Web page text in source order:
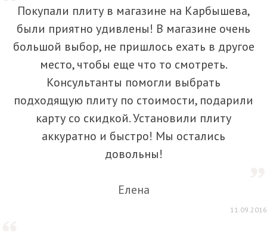
Покупали плиту в магазине на Карбышева,
были приятно удивлены! В магазине очень
большой выбор, не пришлось ехать в другое
место, чтобы еще что то смотреть.
Консультанты помогли выбрать
подходящую плиту по стоимости, подарили
карту со скидкой. Установили плиту
аккуратно и быстро! Мы остались
довольны!
Елена
11.09.2016